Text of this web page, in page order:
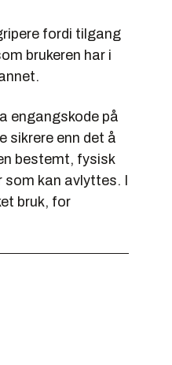
fordi tilgang
brukeren har i
engangskode på
sikrere enn det å
bestemt, fysisk
kan avlyttes. I
bruk, for